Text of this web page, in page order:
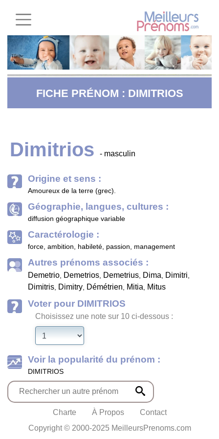
FICHE PRÉNOM : DIMITRIOS
Dimitrios - masculin
Origine et sens :
Amoureux de la terre (grec).
Géographie, langues, cultures :
diffusion géographique variable
Caractérologie :
force, ambition, habileté, passion, management
Autres prénoms associés :
Demetrio, Demetrios, Demetrius, Dima, Dimitri,
Dimitris, Dimitry, Démétrien, Mitia, Mitus
Voter pour DIMITRIOS
Choisissez une note sur 10 ci-dessous :
Voir la popularité du prénom :
DIMITRIOS
Charte À Propos
Contact
Copyright © 2000-2025 MeilleursPrenoms.com